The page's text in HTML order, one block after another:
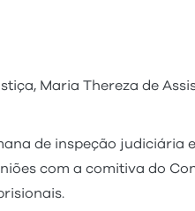
Maria Thereza de
de inspeção
com a comitiva do